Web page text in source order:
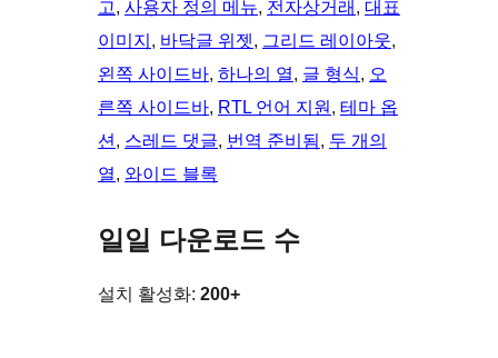
고, 사용자 정의 메뉴, 전자상거래 , 대표
이미지 , 바닥글 위젯, 그리드 레이아웃
왼쪽 사이드바, 하나의 열, 글 형식, 오
른쪽 사이드바, RTL 언어 지원 , 테마 옵
션 , 스레드 댓글, 번역 준비됨, 두 개의
열, 와이드 블록
일일 다운로드 수
설치 활성화: 200+